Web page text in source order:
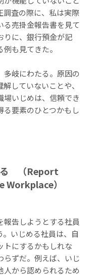
調査の際に、私は実際
る売掛金報告書を見て
りに、銀行預金が記
も見てきた。
岐にわたる。原因の
していないことや、
いじめは、信頼でき
る要素のひとつかもし
る （Report
）
報告しようとする社員
いじめる社員は、自
トにするかもしれな
らずだ。例えば、いじ
人から認められるため